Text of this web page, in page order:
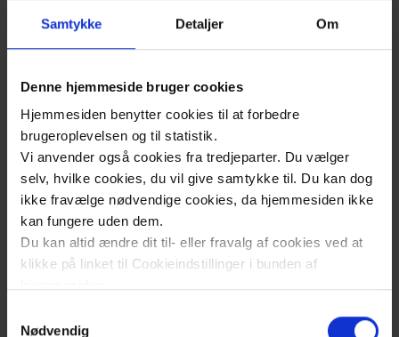
Samtykke Detaljer Om
Denne hjemmeside bruger cookies
Hjemmesiden benytter cookies til at forbedre
brugeroplevelsen og til statistik.
Vi anvender også cookies fra tredjeparter. Du vælger
selv, hvilke cookies, du vil give samtykke til. Du kan dog
ikke fravælge nødvendige cookies, da hjemmesiden ikke
kan fungere uden dem.
Du kan altid ændre dit til- eller fravalg af cookies ved at
klikke på linket til Cookieindstillinger i bunden af
Læs mere om brugen af cookies på vores hjemmeside
Nødvendig
Dagsordner og referater
​Find dagsordener og referater for det
her:
Find dagsordener og referater fra møderne
Web-tv fra
regionsrådsmøderne
regionsrådsmøderne online.